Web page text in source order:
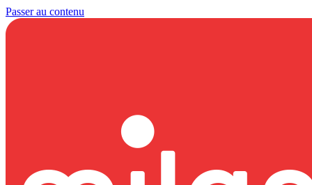
Passer au contenu